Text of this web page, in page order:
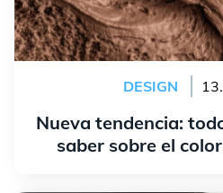
DESIGN
Nueva tendencia:
saber sobre el